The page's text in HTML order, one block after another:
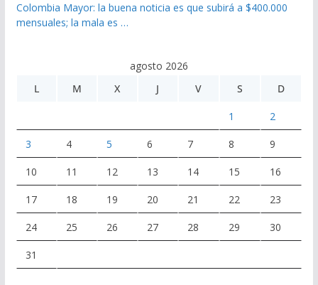
Colombia Mayor: la buena noticia es que subirá a $400.000
mensuales; la mala es …
agosto 2026
L
M X J V S D
1 2
3 4 5 6 7 8 9
10 11 12 13 14 15 16
17 18 19 20 21 22 23
24 25 26 27 28 29 30
31